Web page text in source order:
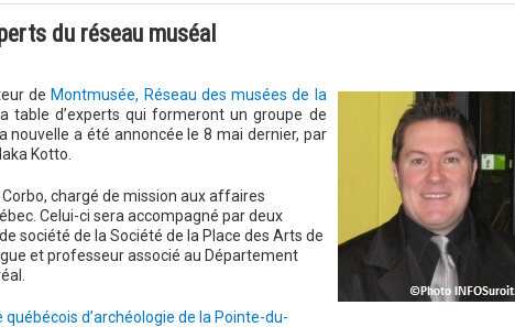
du réseau muséal
de Montmusée, Réseau des musées de la
d’experts qui formeront un groupe de
nouvelle a été annoncée le 8 mai dernier, par
Kotto.
chargé de mission aux affaires
Celui-ci sera accompagné par deux
société de la Société de la Place des Arts de
et professeur associé au Département
québécois d’archéologie de la Pointe-du-